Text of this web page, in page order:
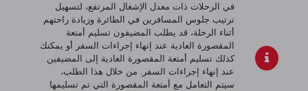
في الرحلات ذات معدل الإشغال المرتفع، لتسهيل
ترتيب جلوس المسافرين في الطائرة وزيادة راحتهم
أثناء الرحلة، قد يطلب المضيفون تسليم أمتعة
المقصورة العادية عند إنهاء إجراءات السفر أو يمكنك
كذلك تسليم أمتعة المقصورة العادية إلى المضيفين
عند إنهاء إجراءات السفر. من خلال هذا الطلب،
سيتم التعامل مع أمتعة المقصورة التي تم تسليمها